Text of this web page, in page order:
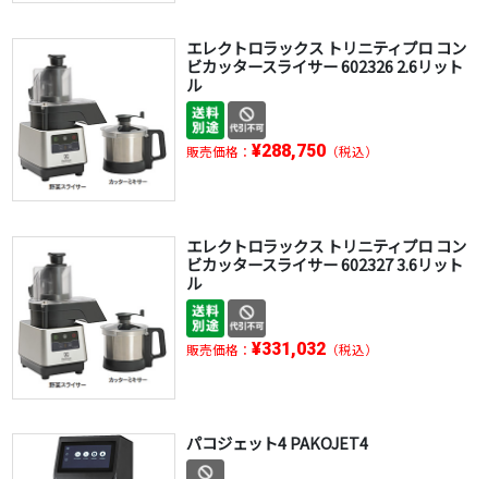
エレクトロラックス トリニティプロ コン
ビカッタースライサー 602326 2.6リット
ル
販売価格： ¥288,750（税込）
エレクトロラックス トリニティプロ コン
ビカッタースライサー 602327 3.6リット
ル
販売価格： ¥331,032（税込）
パコジェット4 PAKOJET4